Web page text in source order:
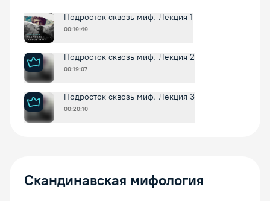
Подросток сквозь миф. Лекция 1
00:19:49
Подросток сквозь миф. Лекция 2
00:19:07
Подросток сквозь миф. Лекция 3
00:20:10
Скандинавская мифология